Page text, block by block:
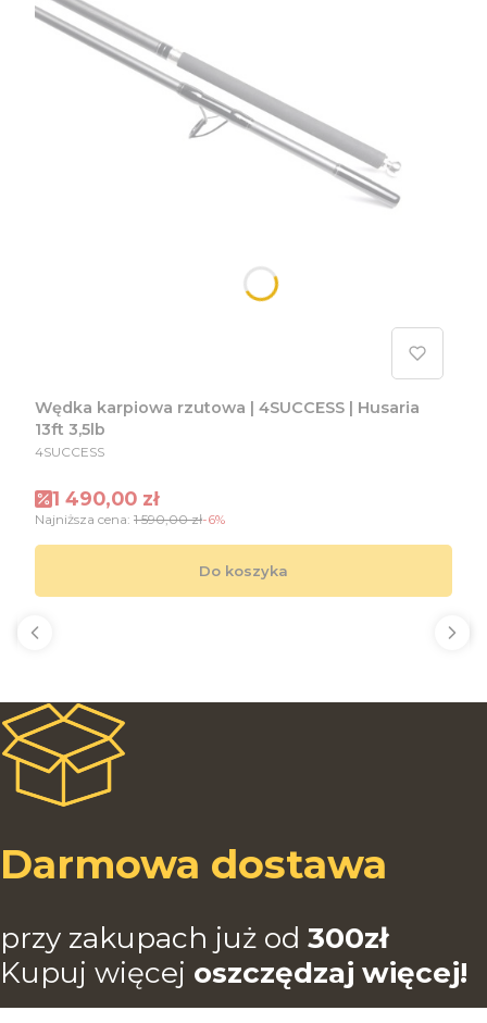
Wędka karpiowa rzutowa | 4SUCCESS | Husaria
13ft 3,5lb
PRODUCENT
4SUCCESS
Cena promocyjna
1 490,00 zł
Najniższa cena: 1 590,00 zł-6%
Do koszyka
Darmowa dostawa
przy zakupach już od 300zł
Kupuj więcej oszczędzaj więcej!